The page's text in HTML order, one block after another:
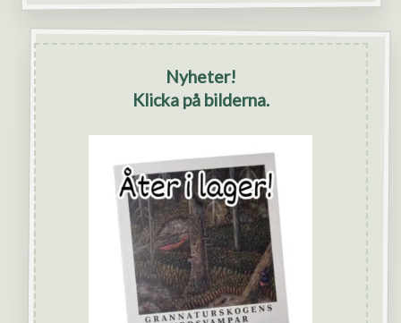
Nyheter!
Klicka på bilderna.